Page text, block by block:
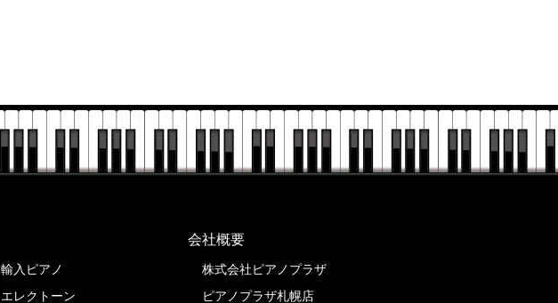
輸入ピアノ
エレクトーン
会社概要
株式会社ピアノプラザ
ピアノプラザ札幌店